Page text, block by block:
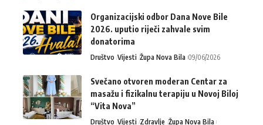
Organizacijski odbor Dana Nove Bile
2026. uputio riječi zahvale svim
donatorima
Društvo Vijesti Župa Nova Bila 09/06/2026
Svečano otvoren moderan Centar za
masažu i fizikalnu terapiju u Novoj Biloj
“Vita Nova”
Društvo Vijesti Zdravlje Župa Nova Bila